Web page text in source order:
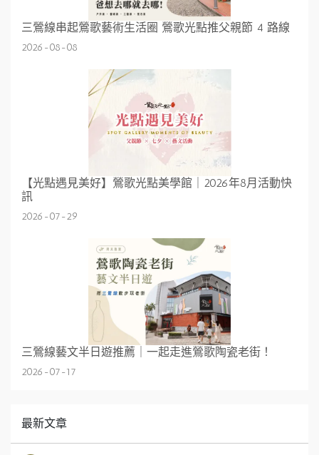
三鶯線串起鶯歌藝術生活圈 鶯歌光點推父親節 4 路線
2026-08-08
【光點遇見美好】鶯歌光點美學館｜2026年8月活動快
訊
2026-07-29
三鶯線藝文半日遊推薦｜一起走進鶯歌陶瓷老街！
2026-07-17
最新文章